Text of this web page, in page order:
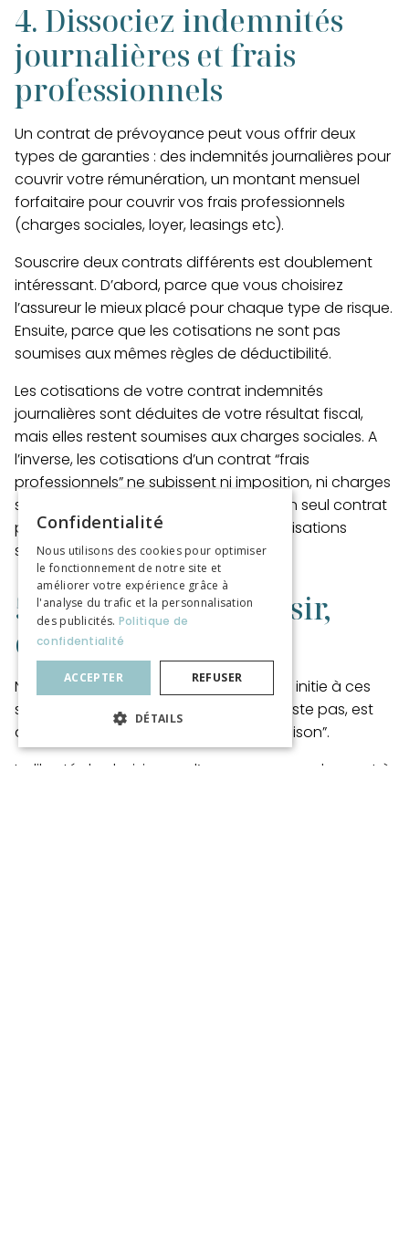
4. Dissociez indemnités
journalières et frais
professionnels
Un contrat de prévoyance peut vous offrir deux
types de garanties : des indemnités journalières pour
couvrir votre rémunération, un montant mensuel
forfaitaire pour couvrir vos frais professionnels
(charges sociales, loyer, leasings etc).
Souscrire deux contrats différents est doublement
intéressant. D’abord, parce que vous choisirez
l’assureur le mieux placé pour chaque type de risque.
Ensuite, parce que les cotisations ne sont pas
soumises aux mêmes règles de déductibilité.
Les cotisations de votre contrat indemnités
journalières sont déduites de votre résultat fiscal,
mais elles restent soumises aux charges sociales. A
l’inverse,les cotisations d’un contrat “frais
professionnels” ne subissent ni imposition, ni charges
sociales.
Alors que si vous souscrivez un seul contrat
pour les deux garanties, toutes vos cotisations
seront soumises aux charges sociales.
5. La liberté de choisir,
c’est le courtier
N’attendez pas d’un assureur qu’il vous initie à ces
subtilités : son objectif, et je ne le conteste pas, est
de vous faire souscrire son produit “maison”.
La liberté de choisir, vous l’aurez en vous adressant à
Confidentialité
Nous utilisons des cookies pour optimiser
le fonctionnement de notre site et
améliorer votre expérience grâce à
l'analyse du trafic et la personnalisation
des publicités. Politique de
confidentialité
ACCEPTER REFUSER
DÉTAILS